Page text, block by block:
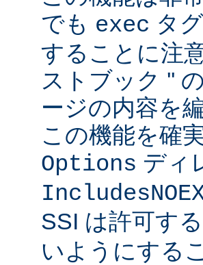
でも exec タ
することに注
ストブック ''
ージの内容を
この機能を確
Options ディ
SSI は許可す
いようにする